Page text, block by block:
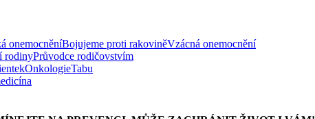
onemocněníBojujeme proti rakoviněVzácná onemocnění
rodinyPrůvodce rodičovstvím
OnkologieTabu